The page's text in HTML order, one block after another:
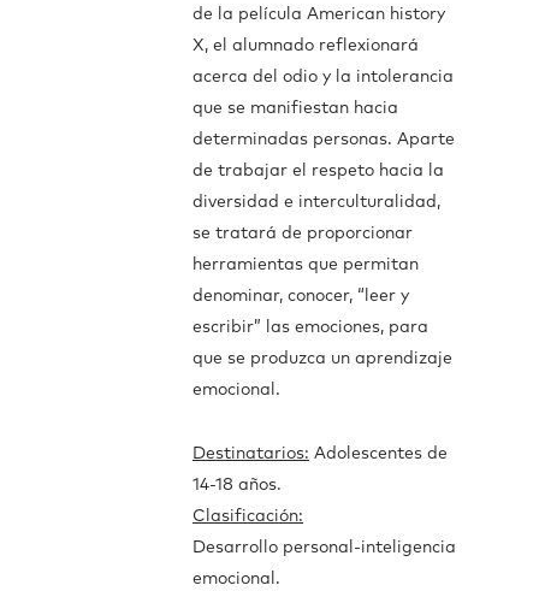
de la película American history
X, el alumnado reflexionará
acerca del odio y la intolerancia
que se manifiestan hacia
determinadas personas. Aparte
de trabajar el respeto hacia la
diversidad e interculturalidad,
se tratará de proporcionar
herramientas que permitan
denominar, conocer, “leer y
escribir” las emociones, para
que se produzca un aprendizaje
emocional.
Destinatarios: Adolescentes de
14-18 años.
Clasificación:
Desarrollo personal-inteligencia
emocional.